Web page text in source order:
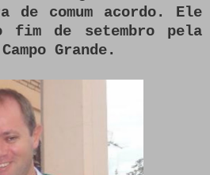
de comum acordo. Ele
fim de setembro pela
Grande.